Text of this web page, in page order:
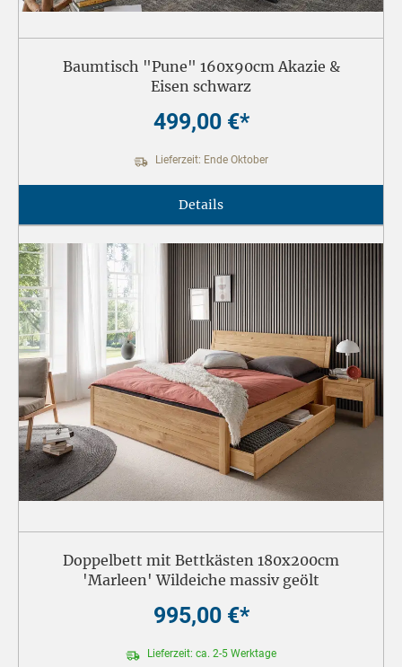
Baumtisch "Pune" 160x90cm Akazie &
Eisen schwarz
499,00 €*
Lieferzeit: Ende Oktober
Details
Doppelbett mit Bettkästen 180x200cm
'Marleen' Wildeiche massiv geölt
995,00 €*
Lieferzeit: ca. 2-5 Werktage